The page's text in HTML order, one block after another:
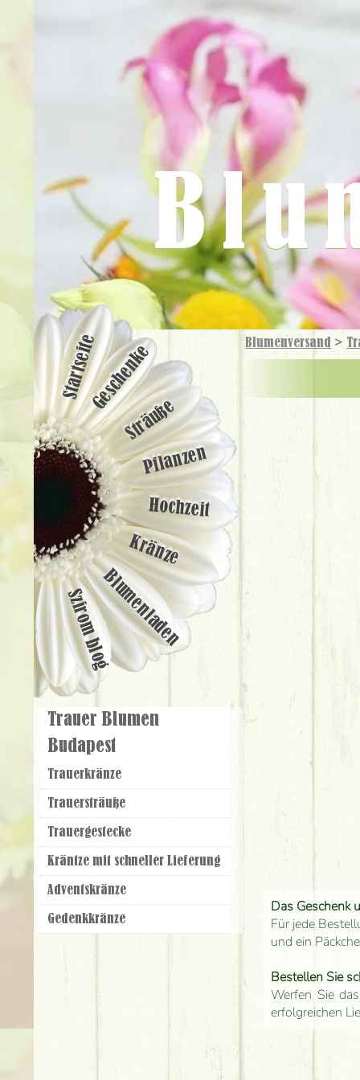
Blumenversand >
Das Geschenk
Für jede
und ein
Bestellen Sie
Werfen Sie
erfolgreichen
StartseiteGeschenke
Sträuße
Pflanzen
Hochzeit
Kränze
Blumenladen
Szirom blog
Trauer Blumen
Budapest
Trauer­kränze
Trauer­sträuße
Trauer­gestecke
Kräntze mit schneller Lieferung
Adventskränze
Gedenkkränze